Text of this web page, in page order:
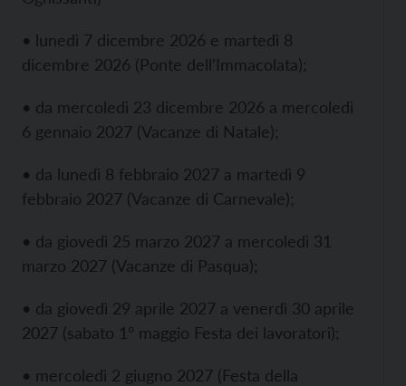
• lunedì 7 dicembre 2026 e martedì 8
dicembre 2026 (Ponte dell’Immacolata);
• da mercoledì 23 dicembre 2026 a mercoledì
6 gennaio 2027 (Vacanze di Natale);
• da lunedì 8 febbraio 2027 a martedì 9
febbraio 2027 (Vacanze di Carnevale);
• da giovedì 25 marzo 2027 a mercoledì 31
marzo 2027 (Vacanze di Pasqua);
• da giovedì 29 aprile 2027 a venerdì 30 aprile
2027 (sabato 1° maggio Festa dei lavoratori);
• mercoledì 2 giugno 2027 (Festa della